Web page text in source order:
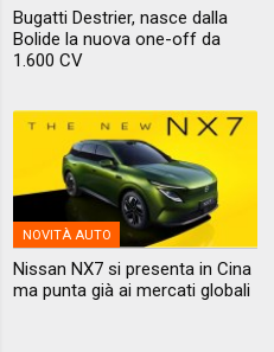
Bugatti Destrier, nasce dalla
Bolide la nuova one-off da
1.600 CV
NOVITÀ AUTO
Nissan NX7 si presenta in Cina
ma punta già ai mercati globali